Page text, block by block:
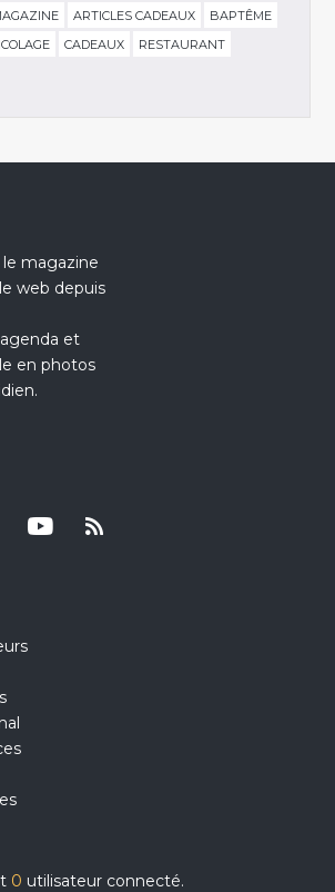
ARTICLES CADEAUX
BAPTÊME
CADEAUX
RESTAURANT
magazine
web depuis
et
en photos
0 utilisateur connecté.